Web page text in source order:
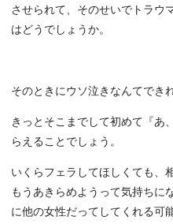
させられて、そのせいでトラウ
はどうでしょうか。
そのときにウソ泣きなんてでき
きっとそこまでして初めて『あ
らえることでしょう。
いくらフェラしてほしくても、
もうあきらめようって気持ちに
に他の女性だってしてくれる可